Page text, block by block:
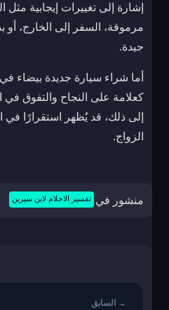
إشارة إلى تغييرات إيجابية
مرموقة، السفر إلى الخارج، أو
جيدة.
أما شراء سيارة جديدة بيضاء
كعلامة على النجاح والتفوق في
إلى ذلك، قد يُظهر استقرارًا في
الزواج.
منشور في تفسير الاحلام لابن سيرين